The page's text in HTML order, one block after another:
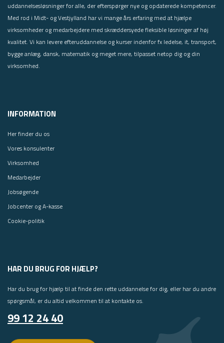
uddannelsesløsninger for alle, der efterspørger nye og opdaterede kompetencer.
Med rod i Midt- og Vestjylland har vi mange års erfaring med at hjælpe
virksomheder og medarbejdere med skræddersyede fleksible løsninger af høj
kvalitet. Vi kan levere efteruddannelse og kurser indenfor fx ledelse, it, transport,
bygge anlæg, dansk, matematik og meget mere, tilpasset netop dig og din
virksomhed.
INFORMATION
Her finder du os
Vores konsulenter
Virksomhed
Medarbejder
Jobsøgende
Jobcenter og A-kasse
Cookie-politik
HAR DU BRUG FOR HJÆLP?
Har du brug for hjælp til at finde den rette uddannelse for dig, eller har du andre
spørgsmål, er du altid velkommen til at kontakte os.
99 12 24 40